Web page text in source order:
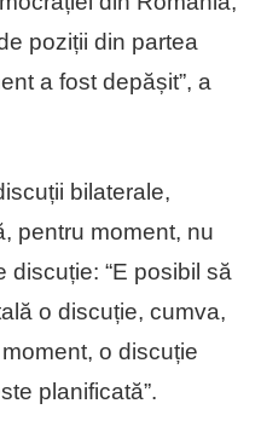
poziții din partea
a fost depășit”, a
bilaterale,
pentru moment, nu
discuție: “E posibil să
o discuție, cumva,
o discuție
planificată”.